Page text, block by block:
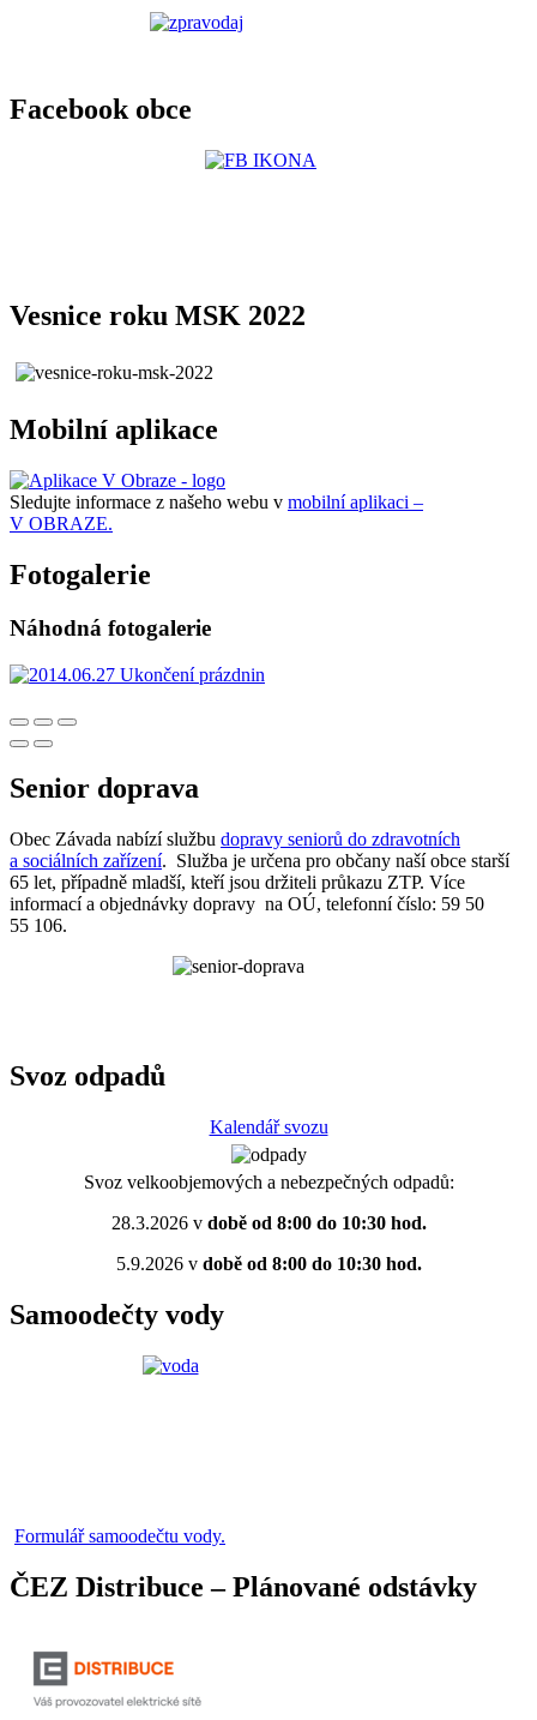
Facebook obce
Vesnice roku MSK 2022
Mobilní aplikace
Sledujte informace z našeho webu v mobilní aplikaci –
V OBRAZE.
Fotogalerie
Náhodná fotogalerie
Senior doprava
Obec Závada nabízí službu dopravy seniorů do zdravotních
a sociálních zařízení. Služba je určena pro občany naší obce starší
65 let, případně mladší, kteří jsou držiteli průkazu ZTP. Více
informací a objednávky dopravy na OÚ, telefonní číslo: 59 50
55 106.
Svoz odpadů
Kalendář svozu
Svoz velkoobjemových a nebezpečných odpadů:
28.3.2026 vdobě od 8:00 do 10:30 hod.
5.9.2026 vdobě od 8:00 do 10:30 hod.
Samoodečty vody
Formulář samoodečtu vody.
ČEZ Distribuce – Plánované odstávky